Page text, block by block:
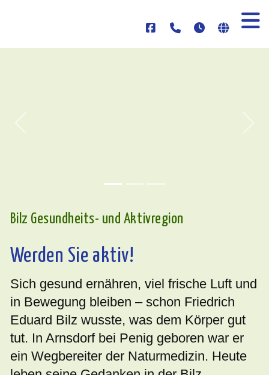
Bilz Gesundheits- und Aktivregion
Werden Sie aktiv!
Sich gesund ernähren, viel frische Luft und
in Bewegung bleiben – schon Friedrich
Eduard Bilz wusste, was dem Körper gut
tut. In Arnsdorf bei Penig geboren war er
ein Wegbereiter der Naturmedizin. Heute